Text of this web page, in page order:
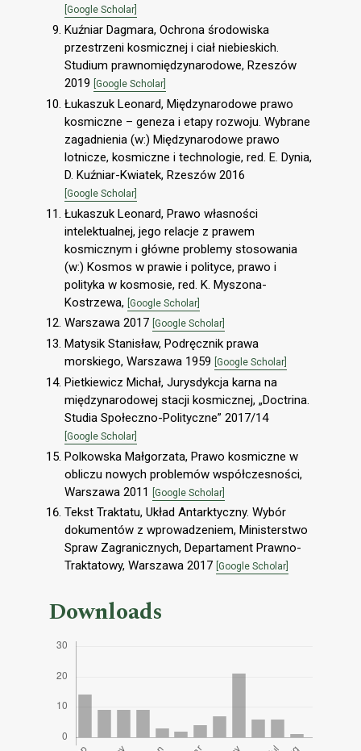
[Google Scholar]
Kuźniar Dagmara, Ochrona środowiska
przestrzeni kosmicznej i ciał niebieskich.
Studium prawnomiędzynarodowe, Rzeszów
2019 [Google Scholar]
Łukaszuk Leonard, Międzynarodowe prawo
kosmiczne – geneza i etapy rozwoju. Wybrane
zagadnienia (w:) Międzynarodowe prawo
lotnicze, kosmiczne i technologie, red. E. Dynia,
D. Kuźniar-Kwiatek, Rzeszów 2016
[Google Scholar]
Łukaszuk Leonard, Prawo własności
intelektualnej, jego relacje z prawem
kosmicznym i główne problemy stosowania
(w:) Kosmos w prawie i polityce, prawo i
polityka w kosmosie, red. K. Myszona-
Kostrzewa, [Google Scholar]
Warszawa 2017 [Google Scholar]
Matysik Stanisław, Podręcznik prawa
morskiego, Warszawa 1959 [Google Scholar]
Pietkiewicz Michał, Jurysdykcja karna na
międzynarodowej stacji kosmicznej, „Doctrina.
Studia Społeczno-Polityczne” 2017/14
[Google Scholar]
Polkowska Małgorzata, Prawo kosmiczne w
obliczu nowych problemów współczesności,
Warszawa 2011
[Google Scholar]
Tekst Traktatu, Układ Antarktyczny. Wybór
dokumentów z wprowadzeniem, Ministerstwo
Spraw Zagranicznych, Departament Prawno-
Traktatowy, Warszawa 2017 [Google Scholar]
Downloads